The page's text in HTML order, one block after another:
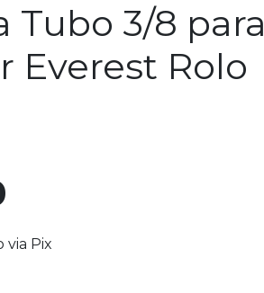
Tubo 3/8 para
Everest Rolo
via Pix